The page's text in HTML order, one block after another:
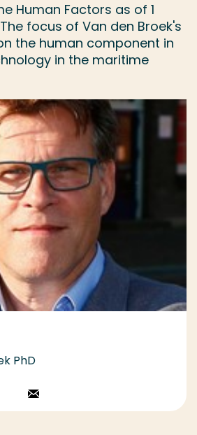
Human Factors as of 1
focus of Van den Broek's
the human component in
in the maritime
PhD